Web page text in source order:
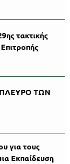
τακτικής
ΤΩΝ
για τους
Εκπαίδευση